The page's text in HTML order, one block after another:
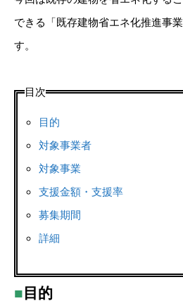
できる「既存建物省エネ化推進事
す。
目次
目的
対象事業者
対象事業
支援金額・支援率
募集期間
詳細
■目的